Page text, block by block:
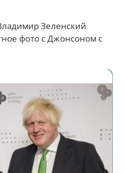
Зеленский
фото с Джонсоном с